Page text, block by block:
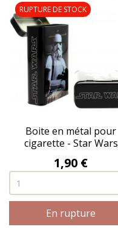
Boite en métal pour
cigarette - Star Wars
Prix
1,90 €
En rupture
RUPTURE DE STOCK